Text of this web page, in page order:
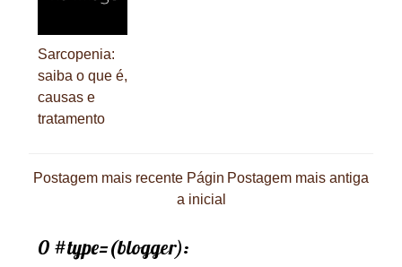
Sarcopenia:
saiba o que é,
causas e
tratamento
Postagem mais recente Postagem mais antiga
Págin
a inicial
0 #type=(blogger):